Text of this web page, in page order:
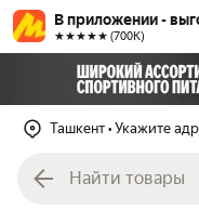
В приложении -
★★★★★ (700К)
Ташкент • Укажите